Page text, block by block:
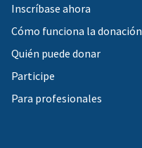
Inscríbase ahora
Cómo funciona la donación
Quién puede donar
Participe
Para profesionales